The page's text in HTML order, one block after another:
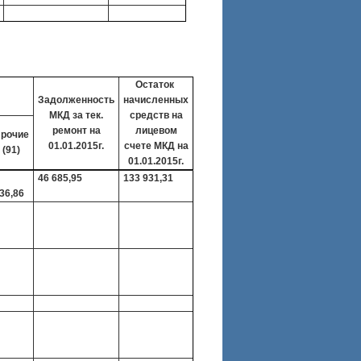
Задолженность
МКД за тек.
ремонт на
01.01.2015г.
Остаток
начисленных
средств на
лицевом
счете МКД на
01.01.2015г.
(91)
46 685,95 133 931,31